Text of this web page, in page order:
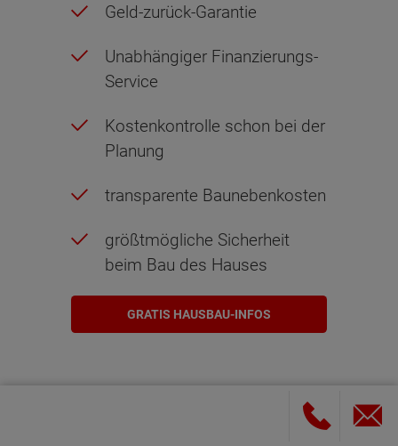
Geld-zurück-Garantie
Unabhängiger Finanzierungs-
Service
Kostenkontrolle schon bei der
Planung
transparente Baunebenkosten
größtmögliche Sicherheit
beim Bau des Hauses
GRATIS HAUSBAU-INFOS